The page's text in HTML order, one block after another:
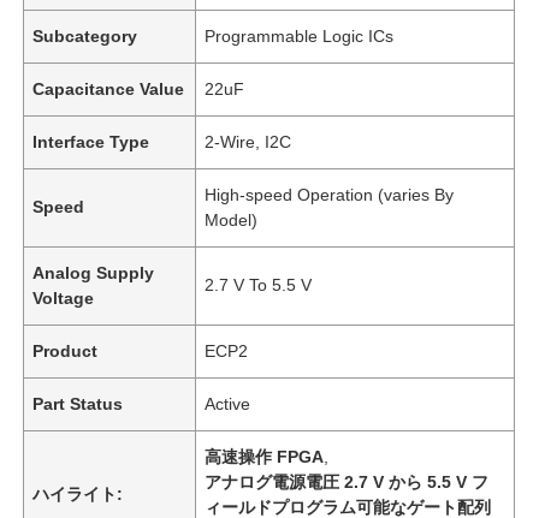
Subcategory Programmable Logic ICs
Capacitance Value 22uF
Interface Type 2-Wire, I2C
Speed
High-speed Operation (varies By
Model)
Analog Supply
Voltage
2.7 V To 5.5 V
Product ECP2
Part Status Active
ハイライト:
高速操作 FPGA
アナログ電源電圧 2.7 V から 5.5 V フ
ィールドプログラム可能なゲート配列